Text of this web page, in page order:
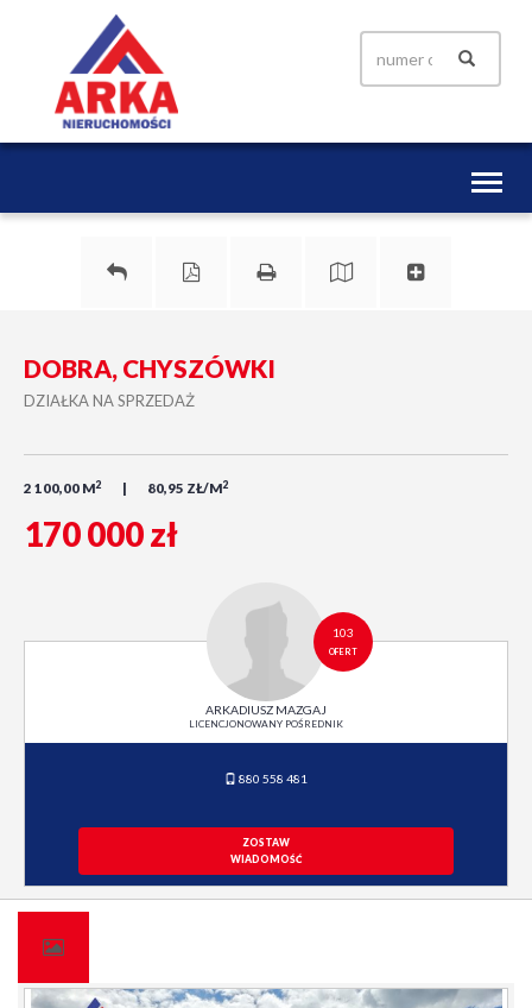
Toggle
DOBRA, CHYSZÓWKI
DZIAŁKA NA SPRZEDAŻ
2 100,00 M2 80,95 ZŁ/M2
170 000 zł
103
OFERT
ARKADIUSZ MAZGAJ
LICENCJONOWANY POŚREDNIK
880 558 481
ZOSTAW
WIADOMOŚĆ